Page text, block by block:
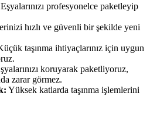
Eşyalarınızı profesyonelce paketleyip
hızlı ve güvenli bir şekilde yeni
taşınma ihtiyaçlarınız için uygun
koruyarak paketliyoruz,
zarar görmez.
Yüksek katlarda taşınma işlemlerini